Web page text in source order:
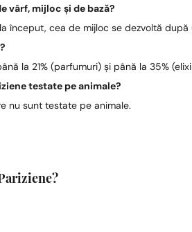
vârf, mijloc și de bază?
început, cea de mijloc se dezvoltă
la 21% (parfumuri) și până la 35%
testate pe animale?
nu sunt testate pe animale.